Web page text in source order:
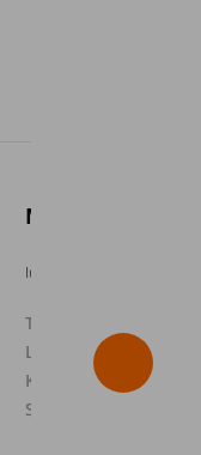
Mercedes GLA
lub podobny - Segment
Typ silnika
Liczba drzwi
Klimatyzacja
Skrzynia biegów